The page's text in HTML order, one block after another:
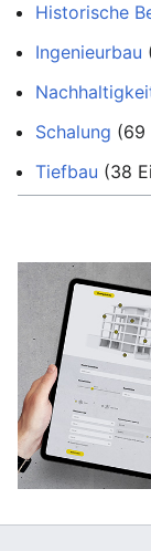
Historische
Ingenieurbau
Schalung
Tiefbau (38